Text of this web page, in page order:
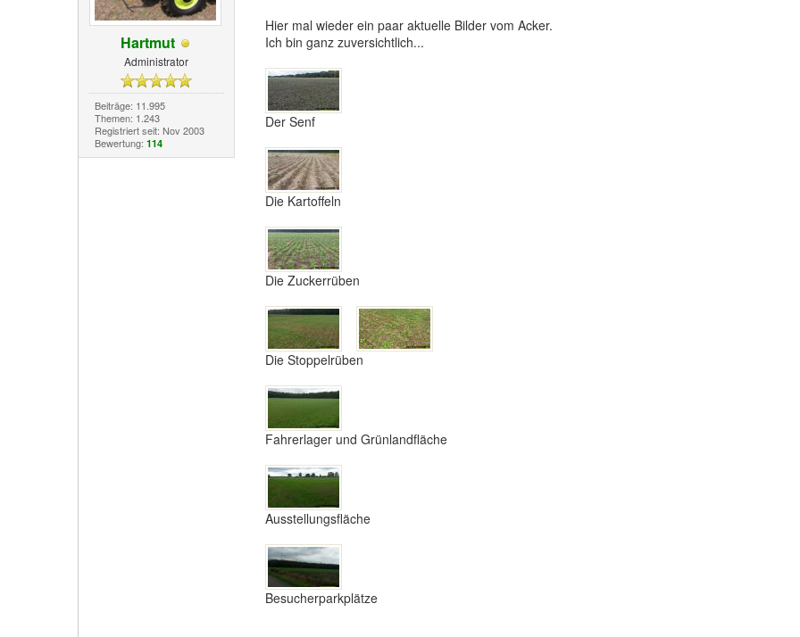
Hartmut
Administrator
Beiträge: 11.995
Themen: 1.243
Registriert seit: Nov 2003
Bewertung: 114
Hier mal wieder ein paar aktuelle Bilder vom Acker.
Ich bin ganz zuversichtlich...
Der Senf
Die Kartoffeln
Die Zuckerrüben
Die Stoppelrüben
Fahrerlager und Grünlandfläche
Ausstellungsfläche
Besucherparkplätze